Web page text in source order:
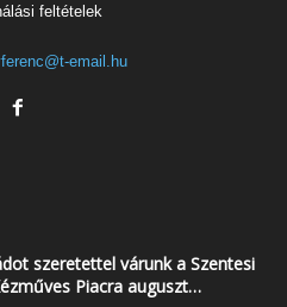
feltételek
email.hu
szeretettel várunk a Szentesi
Piacra auguszt…